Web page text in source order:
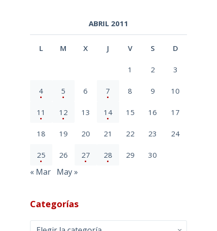
ABRIL 2011
L M X J V S D
1 2 3
4 5 6 7 8 9 10
11 12 13 14 15 16 17
18 19 20 21 22 23 24
25 26 27 28 29 30
« Mar May »
Categorías
Categorías